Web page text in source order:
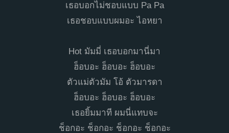
เธอบอกไม่ชอบแบบ Pa Pa
เธอชอบแบบผมอะ ไอหยา
Hot มัมมี่ เธอบอกมานี่มา
ฮ็อบอะ ฮ็อบอะ ฮ็อบอะ
ตัวแม่ตัวมัม โอ้ ตัวมารดา
ฮ็อบอะ ฮ็อบอะ ฮ็อบอะ
เธอยิ้มมาที ผมนี่แทบจะ
ช็อกอะ ช็อกอะ ช็อกอะ ช็อกอะ